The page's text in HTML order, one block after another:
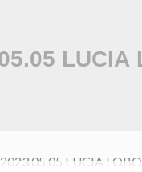
2023.05.05 LUCIA LOBO